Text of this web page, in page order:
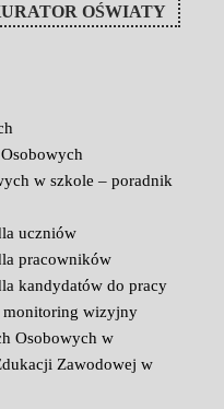
OŚWIATY
w szkole – poradnik
uczniów
pracowników
kandydatów do pracy
wizyjny
Osobowych w
Zawodowej w